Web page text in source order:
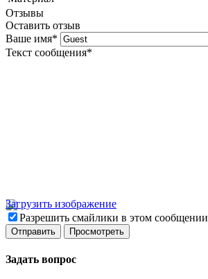
Отзывы
Оставить отзыв
Ваше имя*
Текст сообщения*
Загрузить изображение
Разрешить смайлики в этом сообщении
Задать вопрос